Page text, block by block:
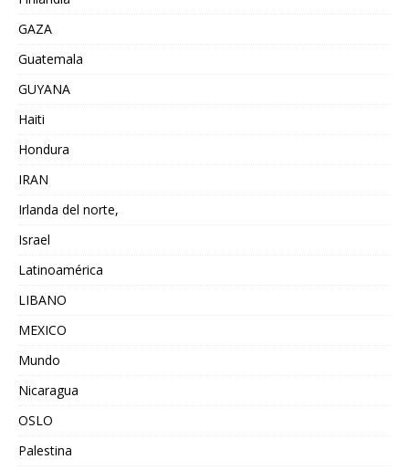
GAZA
Guatemala
GUYANA
Haiti
Hondura
IRAN
Irlanda del norte,
Israel
Latinoamérica
LIBANO
MEXICO
Mundo
Nicaragua
OSLO
Palestina